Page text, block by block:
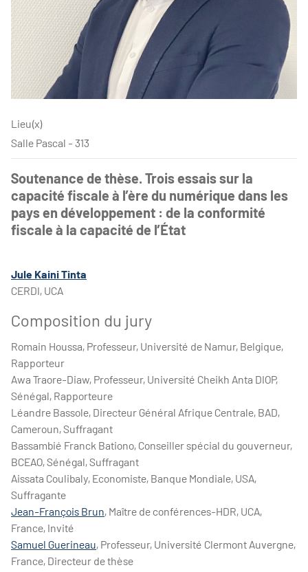
Lieu(x)
Salle Pascal - 313
Soutenance de thèse. Trois essais sur la
capacité fiscale à l’ère du numérique dans les
pays en développement : de la conformité
fiscale à la capacité de l’État
Jule Kaini Tinta
CERDI, UCA
Composition du jury
Romain Houssa, Professeur, Université de Namur, Belgique,
Rapporteur
Awa Traore-Diaw, Professeur, Université Cheikh Anta DIOP,
Sénégal, Rapporteure
Léandre Bassole, Directeur Général Afrique Centrale, BAD,
Cameroun, Suffragant
Bassambié Franck Bationo, Conseiller spécial du gouverneur,
BCEAO, Sénégal, Suffragant
Aissata Coulibaly, Economiste, Banque Mondiale, USA,
Suffragante
Jean-François Brun, Maître de conférences-HDR, UCA,
France, Invité
Samuel Guerineau, Professeur, Université Clermont Auvergne,
France, Directeur de thèse